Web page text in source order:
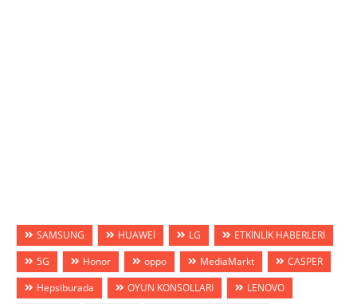
SAMSUNG HUAWEİ LG
ETKİNLİK HABERLERİ
5G
Honor oppo MediaMarkt
CASPER
Hepsiburada
OYUN KONSOLLARI
LENOVO